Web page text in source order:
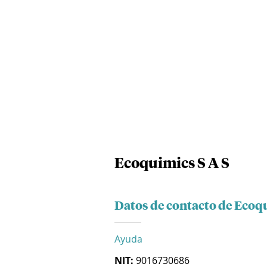
Ecoquimics S A S
Datos de contacto de
Ayuda
NIT: 9016730686